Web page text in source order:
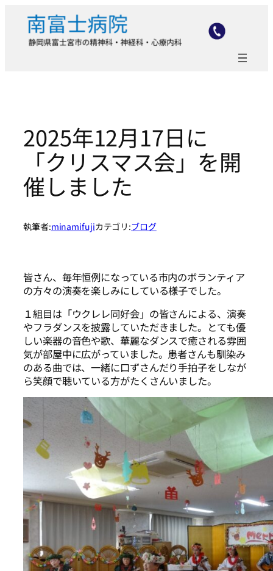
2025年12月17日に
「クリスマス会」を開
催しました
執筆者:minamifujiカテゴリ:ブログ
皆さん、毎年恒例になっている市内のボランティア
の方々の演奏を楽しみにしている様子でした。
１組目は「ウクレレ同好会」の皆さんによる、演奏
やフラダンスを披露していただきました。とても優
しい楽器の音色や歌、華麗なダンスで癒される雰囲
気が部屋中に広がっていました。患者さんも馴染み
のある曲では、一緒に口ずさんだり手拍子をしなが
ら笑顔で聴いている方がたくさんいました。